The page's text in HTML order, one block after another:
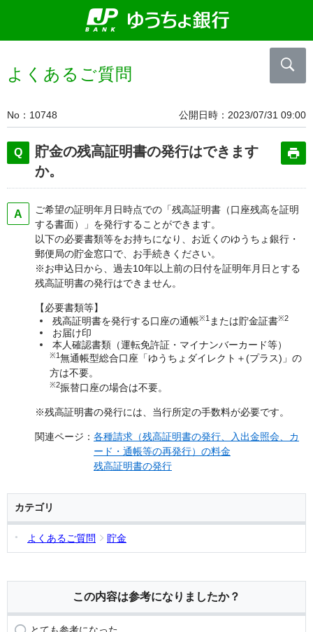
よくあるご質問
No 10748 公開日時 2023/07/31 09:00
貯金の残高証明書の発行はできます
か。
ご希望の証明年月日時点での「残高証明書（口座残高を証明
する書面）」を発行することができます。
以下の必要書類等をお持ちになり、お近くのゆうちょ銀行・
郵便局の貯金窓口で、お手続きください。
※お申込日から、過去10年以上前の日付を証明年月日とする
残高証明書の発行はできません。
【必要書類等】
残高証明書を発行する口座の通帳※1または貯金証書※2
お届け印
本人確認書類（運転免許証・マイナンバーカード等）
※1無通帳型総合口座「ゆうちょダイレクト＋(プラス)」の
方は不要。
※2振替口座の場合は不要。
※残高証明書の発行には、当行所定の手数料が必要です。
関連ページ： 各種請求（残高証明書の発行、入出金照会、カ
ード・通帳等の再発行）の料金
残高証明書の発行
カテゴリ
よくあるご質問 貯金
この内容は参考になりましたか？